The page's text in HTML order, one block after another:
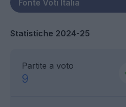
Statistiche 2024-25
Partite a voto
9